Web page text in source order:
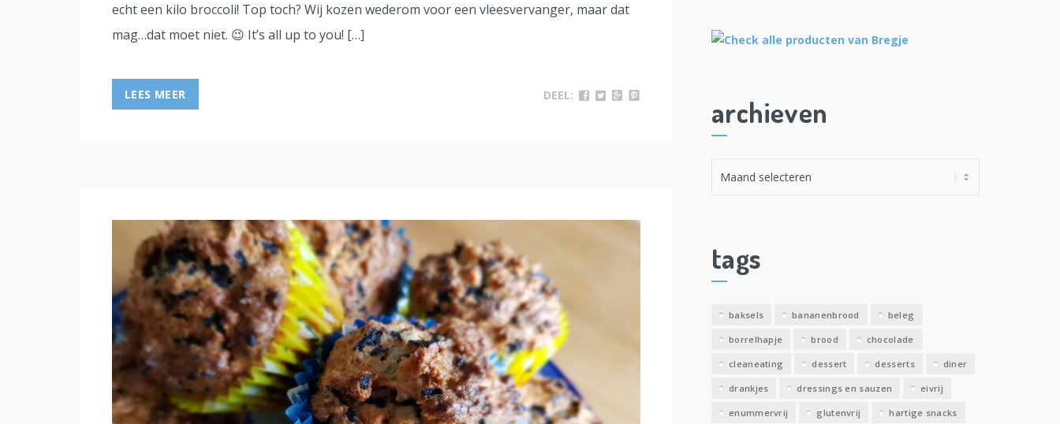
echt een kilo broccoli! Top toch? Wij kozen wederom voor een vleesvervanger, maar dat
mag…dat moet niet. 😉 It’s all up to you! […]
LEES MEER DEEL: archieven
e
v
tags
baksels bananenbrood beleg
borrelhapje brood chocolade
cleaneating dessert desserts diner
drankjes dressings en sauzen eivrij
enummervrij glutenvrij hartige snacks